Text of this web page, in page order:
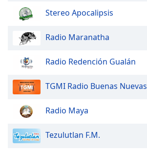
modal
window.
Beginning
dialog
window.
Escape
cancel
window.
Stereo Apocalipsis
Radio Maranatha
Radio Redención Gualán
TGMI Radio Buenas Nuevas
Radio Maya
Tezulutlan F.M.